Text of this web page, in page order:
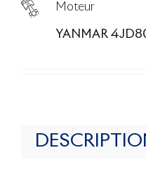
Moteur
YANMAR